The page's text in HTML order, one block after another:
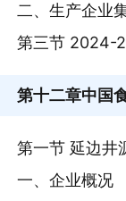
二、生产企业
第三节 2024-
第十二章中国
第一节 延边井
一、企业概况